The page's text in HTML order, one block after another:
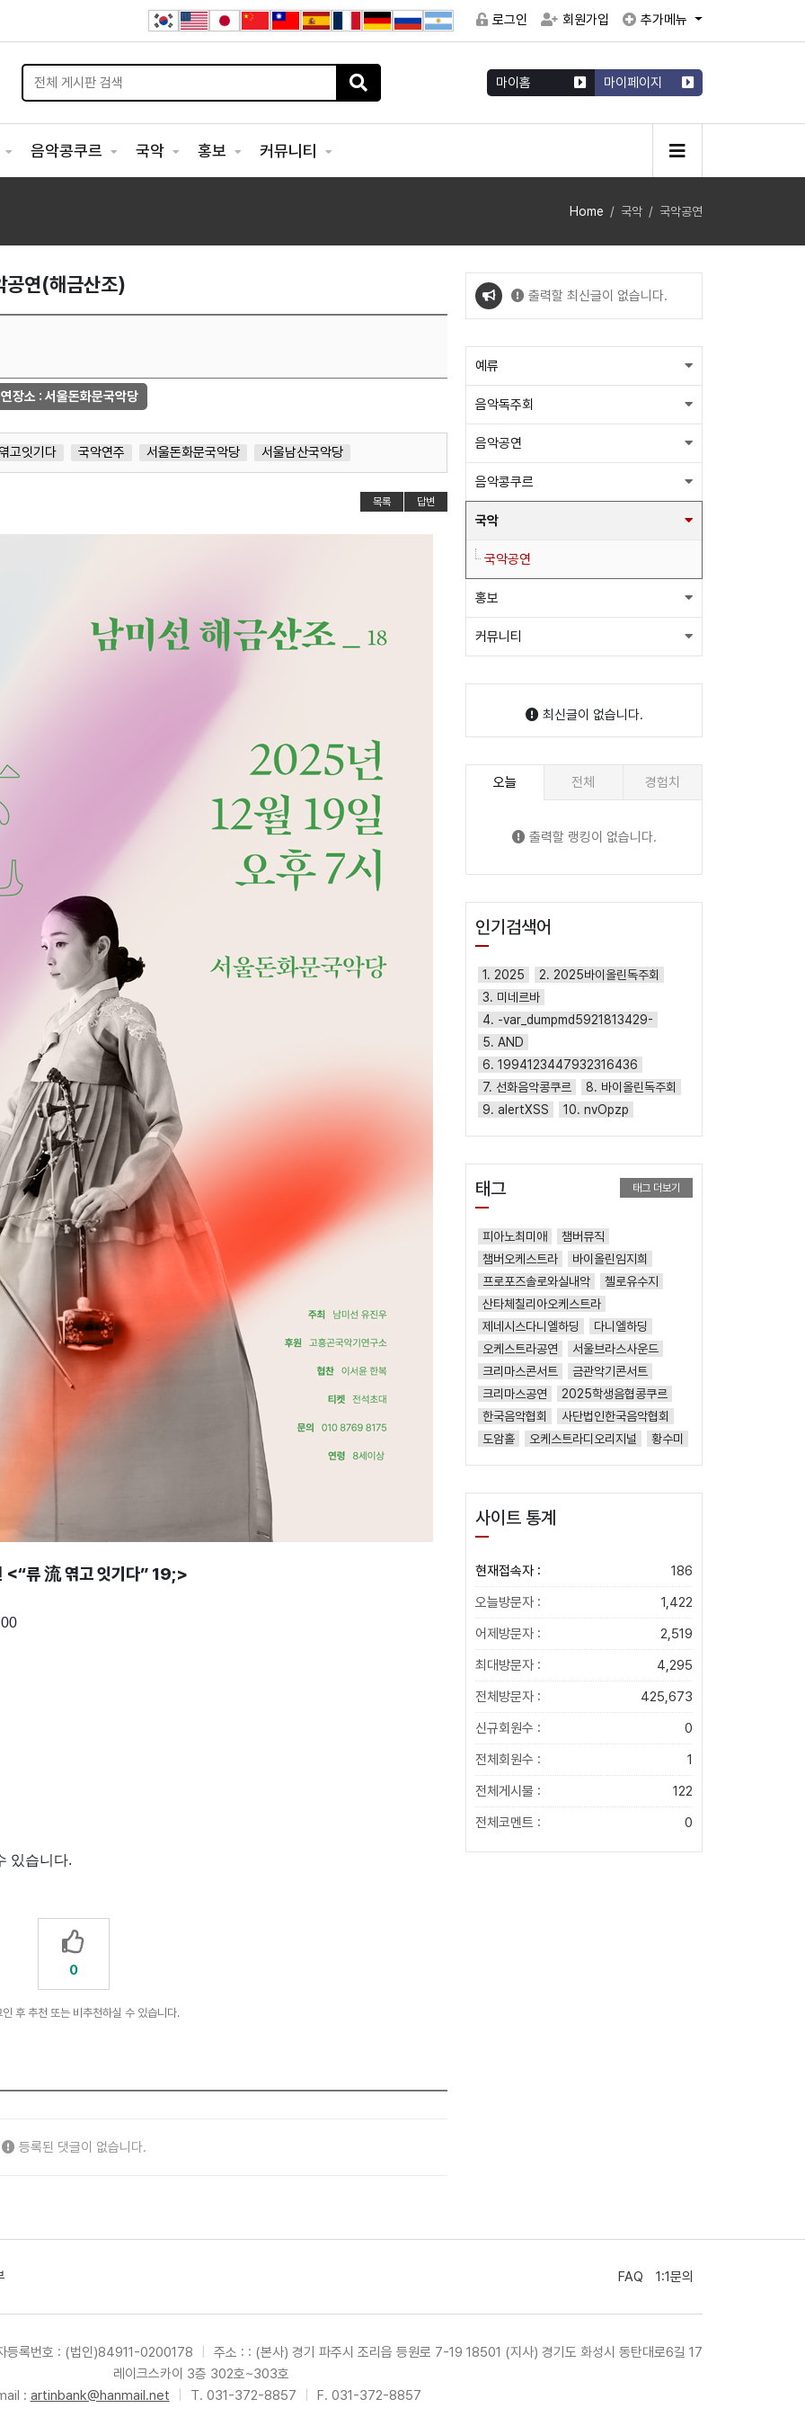
로그인 회원가입 추가메뉴
마이홈 마이페이지
음악콩쿠르 국악 홍보 커뮤니티
Home 국악 국악공연
공연(해금산조)
장소 : 서울돈화문국악당
고잇기다 국악연주 서울돈화문국악당 서울남산국악당
목록 답변
<“류 流 엮고 잇기다” 19;>
있습니다.
0
후 추천 또는 비추천하실 수 있습니다.
등록된 댓글이 없습니다.
출력할 최신글이 없습니다.
예류
음악독주회
음악공연
음악콩쿠르
국악
국악공연
홍보
커뮤니티
최신글이 없습니다.
오늘 전체 경험치
출력할 랭킹이 없습니다.
인기검색어
1. 2025
2. 2025바이올린독주회
3. 미네르바
4. -var_dumpmd5921813429-
5. AND
6. 1994123447932316436
7. 선화음악콩쿠르
8. 바이올린독주회
9. alertXSS
10. nvOpzp
태그 태그 더보기
피아노최미애
챔버뮤직
챔버오케스트라
바이올린임지희
프로포즈솔로와실내악
첼로유수지
산타체칠리아오케스트라
제네시스다니엘하딩
다니엘하딩
오케스트라공연
서울브라스사운드
크리마스콘서트
금관악기콘서트
크리마스공연
2025학생음협콩쿠르
한국음악협회
사단법인한국음악협회
도암홀
오케스트라디오리지널 황수미
사이트 통계
현재접속자 :
186
오늘방문자 :
1,422
어제방문자 :
2,519
최대방문자 :
4,295
전체방문자 :
425,673
신규회원수 :
0
전체회원수 :
1
전체게시물 :
122
전체코멘트 :
0
FAQ 1:1문의
등록번호 : (법인)84911-0200178
주소 : : (본사) 경기 파주시 조리읍 등원로 7-19 18501 (지사) 경기도 화성시 동탄대로6길 17
레이크스카이 3층 302호~303호
: artinbank@hanmail.net T. 031-372-8857 F. 031-372-8857